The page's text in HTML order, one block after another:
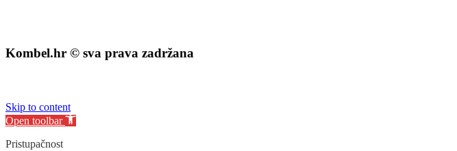
Kombel.hr © sva prava zadržana
Skip to content
Open toolbar
Pristupačnost